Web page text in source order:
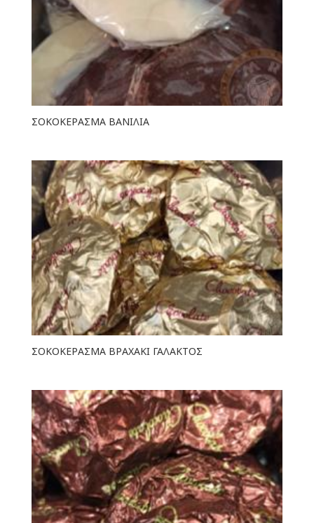
ΣΟΚΟΚΕΡΑΣΜΑ ΒΑΝΙΛΙΑ
ΣΟΚΟΚΕΡΑΣΜΑ ΒΡΑΧΑΚΙ ΓΑΛΑΚΤΟΣ